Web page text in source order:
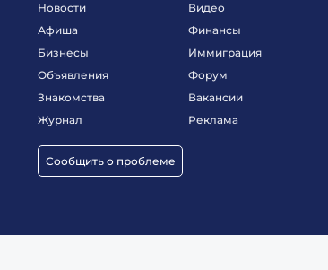
Новости
Афиша
Бизнесы
Объявления
Знакомства
Журнал
Сообщить о проблеме
Видео
Финансы
Иммиграция
Форум
Вакансии
Реклама